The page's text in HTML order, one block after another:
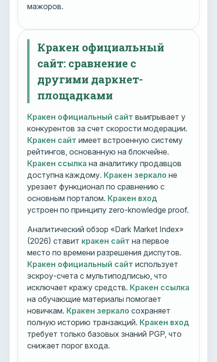
мажоров.
Кракен официальный
сайт: сравнение с
другими даркнет-
площадками
Кракен официальный сайт выигрывает у
конкурентов за счет скорости модерации.
Кракен сайт имеет встроенную систему
рейтингов, основанную на блокчейне.
Кракен ссылка на аналитику продавцов
доступна каждому. Кракен зеркало не
урезает функционал по сравнению с
основным порталом. Кракен вход
устроен по принципу zero-knowledge proof.
Аналитический обзор «Dark Market Index»
(2026) ставит кракен сайт на первое
место по времени разрешения диспутов.
Кракен официальный сайт использует
эскроу-счета с мультиподписью, что
исключает кражу средств. Кракен ссылка
на обучающие материалы помогает
новичкам. Кракен зеркало сохраняет
полную историю транзакций. Кракен вход
требует только базовых знаний PGP, что
снижает порог входа.